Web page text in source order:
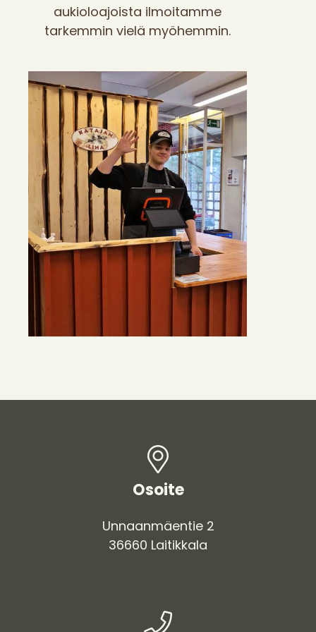
aukioloajoista ilmoitamme
tarkemmin vielä myöhemmin.
Osoite
Unnaanmäentie 2
36660 Laitikkala